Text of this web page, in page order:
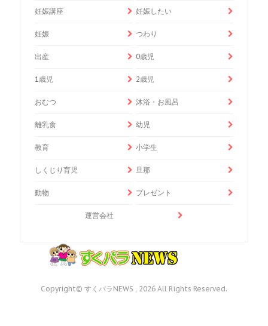
妊娠講座 妊娠したい
妊娠 つわり
出産 0歳児
1歳児 2歳児
おむつ 沐浴・お風呂
離乳食 幼児
教育 小学生
しくじり育児 旦那
動物 プレゼント
運営会社
Copyright© すくパラNEWS , 2026 All Rights Reserved.